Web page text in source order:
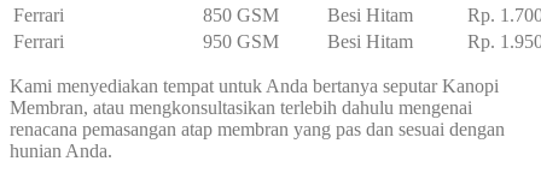
Ferrari
850 GSM Besi Hitam
Rp.
Ferrari
950 GSM Besi Hitam Rp.
Kami menyediakan tempat untuk Anda bertanya seputar Kanopi
Membran, atau mengkonsultasikan terlebih dahulu mengenai
renacana pemasangan atap membran yang pas dan sesuai dengan
hunian Anda.